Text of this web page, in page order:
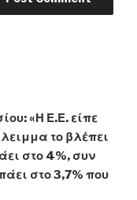
«Η Ε.Ε. είπε
το βλέπει
στο 4%, συν
στο 3,7% που